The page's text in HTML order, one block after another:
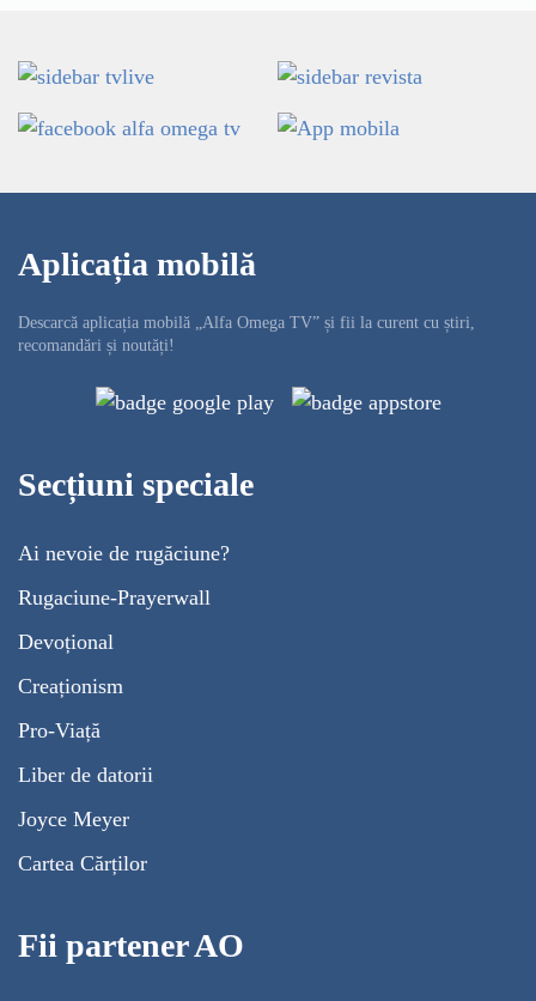
Aplicația mobilă
Descarcă aplicația mobilă „Alfa Omega TV” și fii la curent cu știri,
recomandări și noutăți!
Secțiuni speciale
Ai nevoie de rugăciune?
Rugaciune-Prayerwall
Devoțional
Creaționism
Pro-Viață
Liber de datorii
Joyce Meyer
Cartea Cărților
Fii partener AO